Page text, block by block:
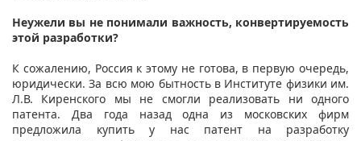
Неужели вы не понимали важность, конвертируемость
этой разработки?
К сожалению, Россия к этому не готова, в первую очередь,
юридически. За всю мою бытность в Институте физики им.
Л.В. Киренского мы не смогли реализовать ни одного
патента. Два года назад одна из московских фирм
предложила купить у нас патент на разработку